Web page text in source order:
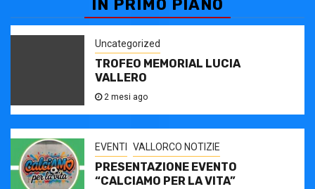
IN PRIMO PIANO
Uncategorized
TROFEO MEMORIAL LUCIA
VALLERO
2 mesi ago
EVENTI VALLORCO NOTIZIE
PRESENTAZIONE EVENTO
“CALCIAMO PER LA VITA”